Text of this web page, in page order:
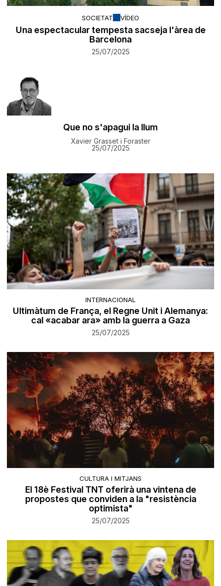
SOCIETAT VÍDEO
Una espectacular tempesta sacseja l'àrea de
Barcelona
25/07/2025
Que no s'apagui la llum
Xavier Grasset i Foraster
25/07/2025
INTERNACIONAL
Ultimàtum de França, el Regne Unit i Alemanya:
cal «acabar ara» amb la guerra a Gaza
25/07/2025
CULTURA I MITJANS
El 18è Festival TNT oferirà una vintena de
propostes que conviden a la "resistència
optimista"
25/07/2025